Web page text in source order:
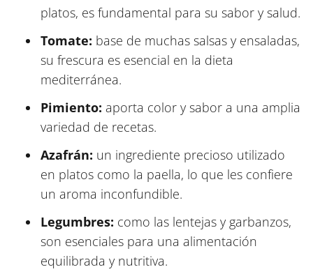
platos, es fundamental para su sabor y salud.
Tomate: base de muchas salsas y ensaladas,
su frescura es esencial en la dieta
mediterránea.
Pimiento: aporta color y sabor a una amplia
variedad de recetas.
Azafrán: un ingrediente precioso utilizado
en platos como la paella, lo que les confiere
un aroma inconfundible.
Legumbres: como las lentejas y garbanzos,
son esenciales para una alimentación
equilibrada y nutritiva.